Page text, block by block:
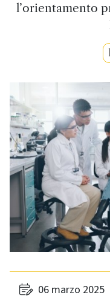
l’orientamento
06 marzo 2025